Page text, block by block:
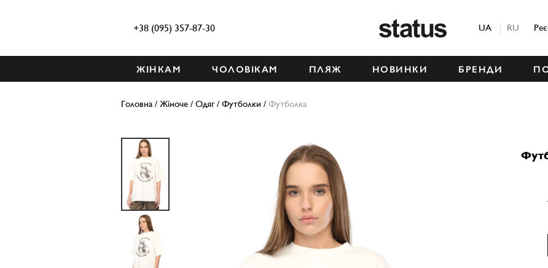
+38 (095) 357-87-30 UA RU
ЖІНКАМ ЧОЛОВІКАМ ПЛЯЖ НОВИНКИ БРЕНДИ
Головна / Жіноче / Одяг/ Футболки / Футболка